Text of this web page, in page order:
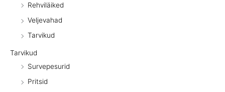
Rehviläiked
Veljevahad
Tarvikud
Tarvikud
Survepesurid
Pritsid